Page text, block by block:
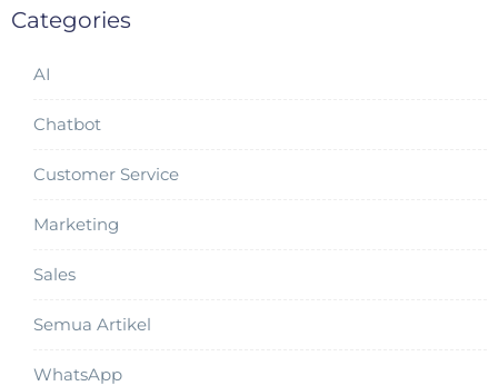
Categories
AI
Chatbot
Customer Service
Marketing
Sales
Semua Artikel
WhatsApp